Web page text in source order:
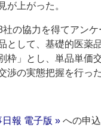
が上がった。
の協力を得てアン
として、基礎的医薬
枠」とし、単品単価
渉の実態把握を行った
日報 電子版 » への申